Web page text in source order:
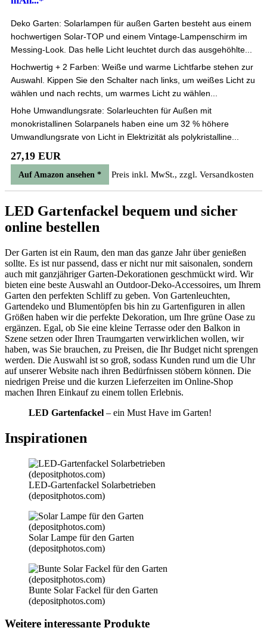
Deko Garten: Solarlampen für außen Garten besteht aus einem
hochwertigen Solar-TOP und einem Vintage-Lampenschirm im
Messing-Look. Das helle Licht leuchtet durch das ausgehöhlte...
Hochwertig + 2 Farben: Weiße und warme Lichtfarbe stehen zur
Auswahl. Kippen Sie den Schalter nach links, um weißes Licht zu
wählen und nach rechts, um warmes Licht zu wählen...
Hohe Umwandlungsrate: Solarleuchten für Außen mit
monokristallinen Solarpanels haben eine um 32 % höhere
Umwandlungsrate von Licht in Elektrizität als polykristalline...
27,19 EUR
Auf Amazon ansehen * Preis inkl. MwSt., zzgl. Versandkosten
LED Gartenfackel bequem und sicher
online bestellen
Der Garten ist ein Raum, den man das ganze Jahr über genießen
sollte. Es ist nur passend, dass er nicht nur mit saisonalen, sondern
auch mit ganzjähriger Garten-Dekorationen geschmückt wird. Wir
bieten eine beste Auswahl an Outdoor-Deko-Accessoires, um Ihrem
Garten den perfekten Schliff zu geben. Von Gartenleuchten,
Gartendeko und Blumentöpfen bis hin zu Gartenfiguren in allen
Größen haben wir die perfekte Dekoration, um Ihre grüne Oase zu
ergänzen. Egal, ob Sie eine kleine Terrasse oder den Balkon in
Szene setzen oder Ihren Traumgarten verwirklichen wollen, wir
haben, was Sie brauchen, zu Preisen, die Ihr Budget nicht sprengen
werden. Die Auswahl ist so groß, sodass Kunden rund um die Uhr
auf unserer Website nach ihren Bedürfnissen stöbern können. Die
niedrigen Preise und die kurzen Lieferzeiten im Online-Shop
machen Ihren Einkauf zu einem tollen Erlebnis.
LED Gartenfackel – ein Must Have im Garten!
Inspirationen
LED-Gartenfackel Solarbetrieben
(depositphotos.com)
Solar Lampe für den Garten
(depositphotos.com)
Bunte Solar Fackel für den Garten
(depositphotos.com)
Weitere interessante Produkte